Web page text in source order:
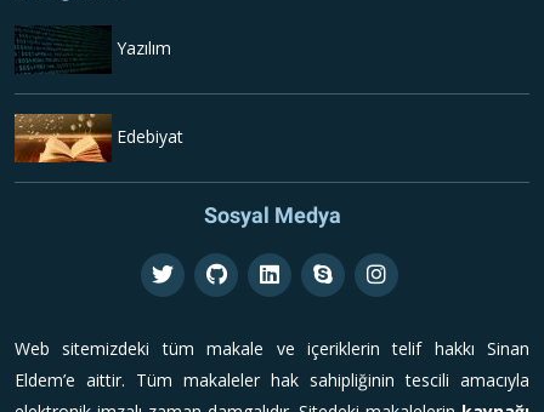
Yazılım
Edebiyat
Sosyal Medya
Web sitemizdeki tüm makale ve içeriklerin telif hakkı Sinan
Eldem’e aittir. Tüm makaleler hak sahipliğinin tescili amacıyla